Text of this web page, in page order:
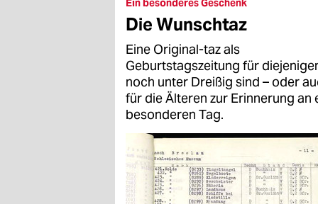
epaper login
Ein besonderes Geschenk
Die Wunschtaz
Eine Original-taz als
Geburtstagszeitung für
noch unter Dreißig sind – oder
für die Älteren zur Erinnerung an
besonderen Tag.